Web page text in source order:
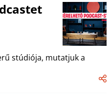
stúdiója, mutatjuk a